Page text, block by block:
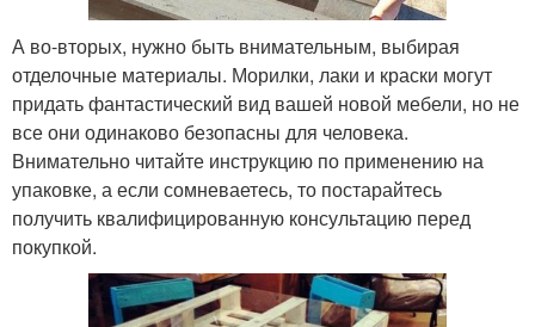
А во-вторых, нужно быть внимательным, выбирая
отделочные материалы. Морилки, лаки и краски могут
придать фантастический вид вашей новой мебели, но не
все они одинаково безопасны для человека.
Внимательно читайте инструкцию по применению на
упаковке, а если сомневаетесь, то постарайтесь
получить квалифицированную консультацию перед
покупкой.